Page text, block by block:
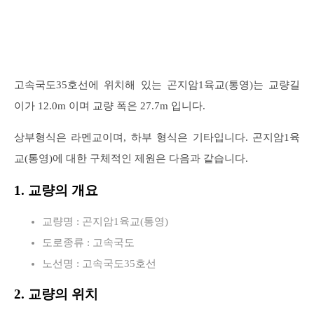
고속국도35호선에 위치해 있는 곤지암1육교(통영)는 교량길
이가 12.0m 이며 교량 폭은 27.7m 입니다.
상부형식은 라멘교이며, 하부 형식은 기타입니다. 곤지암1육
교(통영)에 대한 구체적인 제원은 다음과 같습니다.
1. 교량의 개요
교량명 : 곤지암1육교(통영)
도로종류 : 고속국도
노선명 : 고속국도35호선
2. 교량의 위치